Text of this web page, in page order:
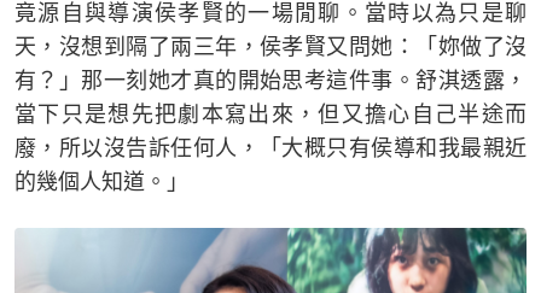
竟源自與導演侯孝賢的一場閒聊。當時以為只是聊
天，沒想到隔了兩三年，侯孝賢又問她：「妳做了沒
有？」那一刻她才真的開始思考這件事。舒淇透露，
當下只是想先把劇本寫出來，但又擔心自己半途而
廢，所以沒告訴任何人，「大概只有侯導和我最親近
的幾個人知道。」